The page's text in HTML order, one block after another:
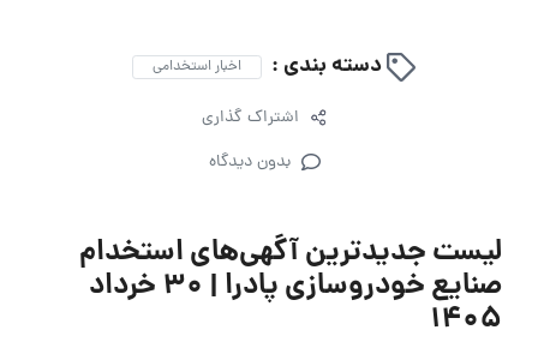
دسته بندی : اخبار استخدامی
اشتراک گذاری
بدون دیدگاه
لیست جدیدترین آگهی‌های استخدام
صنایع خودروسازی پادرا | ۳۰ خرداد
۱۴۰۵